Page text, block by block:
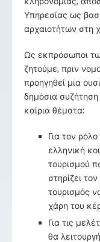
Υπηρεσίας ως
αρχαιοτήτων στη
Ως εκπρόσωποι
ζητούμε, πριν
προηγηθεί μια
δημόσια
καίρια θέματα:
Για τον
ελληνική
τουρισμού
στηρίζει
τουρισμός
χάρη του
Για τις
θα